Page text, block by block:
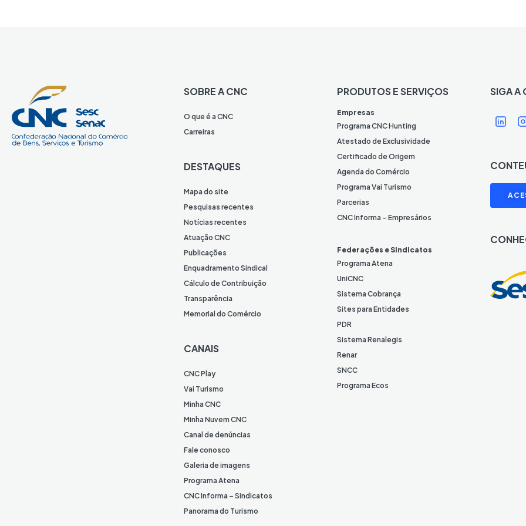
SOBRE A CNC
O que é a CNC
Carreiras
DESTAQUES
Mapa do site
Pesquisas recentes
Notícias recentes
Atuação CNC
Publicações
Enquadramento Sindical
Cálculo de Contribuição
Transparência
Memorial do Comércio
CANAIS
CNC Play
Vai Turismo
Minha CNC
Minha Nuvem CNC
Canal de denúncias
Fale conosco
Galeria de imagens
Programa Atena
CNC Informa – Sindicatos
Panorama do Turismo
PRODUTOS E SERVIÇOS
Empresas
Programa CNC Hunting
Atestado de Exclusividade
Certificado de Origem
Agenda do Comércio
Programa Vai Turismo
Parcerias
CNC Informa – Empresários
Federações e Sindicatos
Programa Atena
UniCNC
Sistema Cobrança
Sites para Entidades
PDR
Sistema Renalegis
Renar
SNCC
Programa Ecos
SIGA A
Í
c
n
e
L
i
k
e
I
n
Í
I